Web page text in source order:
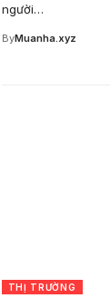
người…
ByMuanha.xyz
THỊ TRƯỜNG